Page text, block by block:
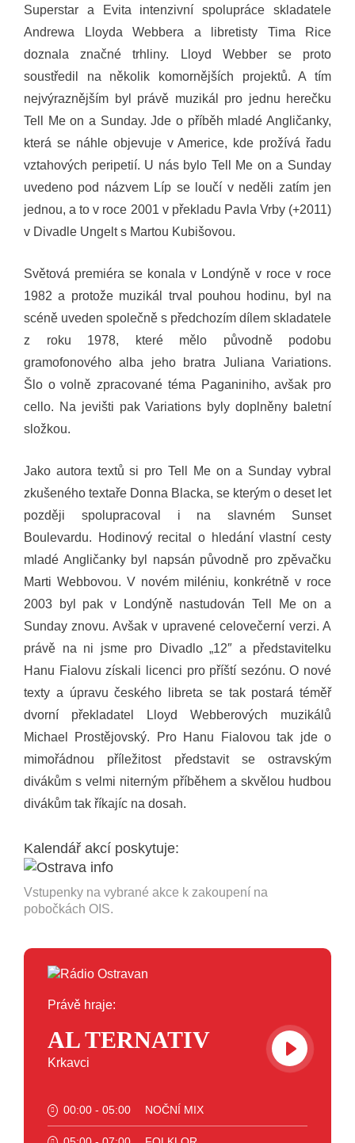
Superstar a Evita intenzivní spolupráce skladatele
Andrewa Lloyda Webbera a libretisty Tima Rice
doznala značné trhliny. Lloyd Webber se proto
soustředil na několik komornějších projektů. A tím
nejvýraznějším byl právě muzikál pro jednu herečku
Tell Me on a Sunday. Jde o příběh mladé Angličanky,
která se náhle objevuje v Americe, kde prožívá řadu
vztahových peripetií. U nás bylo Tell Me on a Sunday
uvedeno pod názvem Líp se loučí v neděli zatím jen
jednou, a to v roce 2001 v překladu Pavla Vrby (+2011)
v Divadle Ungelt s Martou Kubišovou.
Světová premiéra se konala v Londýně v roce v roce
1982 a protože muzikál trval pouhou hodinu, byl na
scéně uveden společně s předchozím dílem skladatele
z roku 1978, které mělo původně podobu
gramofonového alba jeho bratra Juliana Variations.
Šlo o volně zpracované téma Paganiniho, avšak pro
cello. Na jevišti pak Variations byly doplněny baletní
složkou.
Jako autora textů si pro Tell Me on a Sunday vybral
zkušeného textaře Donna Blacka, se kterým o deset let
později spolupracoval i na slavném Sunset
Boulevardu. Hodinový recital o hledání vlastní cesty
mladé Angličanky byl napsán původně pro zpěvačku
Marti Webbovou. V novém miléniu, konkrétně v roce
2003 byl pak v Londýně nastudován Tell Me on a
Sunday znovu. Avšak v upravené celovečerní verzi. A
právě na ni jsme pro Divadlo „12″ a představitelku
Hanu Fialovu získali licenci pro příští sezónu. O nové
texty a úpravu českého libreta se tak postará téměř
dvorní překladatel Lloyd Webberových muzikálů
Michael Prostějovský. Pro Hanu Fialovou tak jde o
mimořádnou příležitost představit se ostravským
divákům s velmi niterným příběhem a skvělou hudbou
divákům tak říkajíc na dosah.
Kalendář akcí poskytuje:
Vstupenky na vybrané akce k zakoupení na
pobočkách OIS.
Právě hraje:
AL TERNATIV
Krkavci
00:00 - 05:00 NOČNÍ MIX